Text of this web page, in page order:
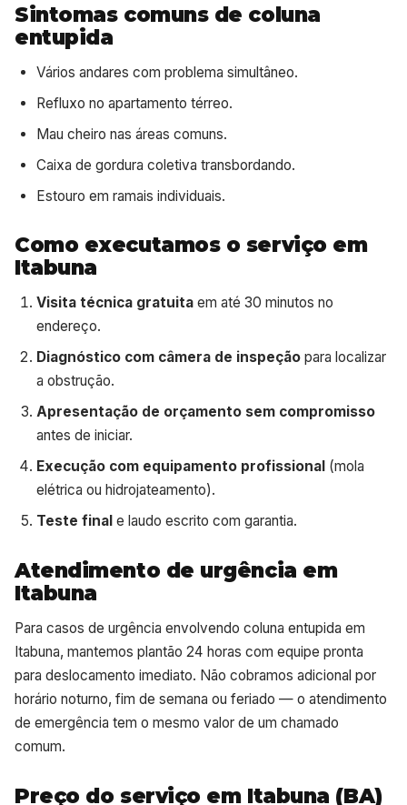
Sintomas comuns de coluna
entupida
Vários andares com problema simultâneo.
Refluxo no apartamento térreo.
Mau cheiro nas áreas comuns.
Caixa de gordura coletiva transbordando.
Estouro em ramais individuais.
Como executamos o serviço em
Itabuna
Visita técnica gratuita em até 30 minutos no
endereço.
Diagnóstico com câmera de inspeção para localizar
a obstrução.
Apresentação de orçamento sem compromisso
antes de iniciar.
Execução com equipamento profissional (mola
elétrica ou hidrojateamento).
Teste final e laudo escrito com garantia.
Atendimento de urgência em
Itabuna
Para casos de urgência envolvendo coluna entupida em
Itabuna, mantemos plantão 24 horas com equipe pronta
para deslocamento imediato. Não cobramos adicional por
horário noturno, fim de semana ou feriado — o atendimento
de emergência tem o mesmo valor de um chamado
comum.
Preço do serviço em Itabuna (BA)